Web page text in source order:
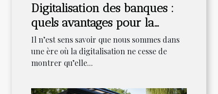
Digitalisation des banques :
quels avantages pour la
clientèle ?
Il n’est sens savoir que nous sommes dans
une ère où la digitalisation ne cesse de
montrer qu’elle...